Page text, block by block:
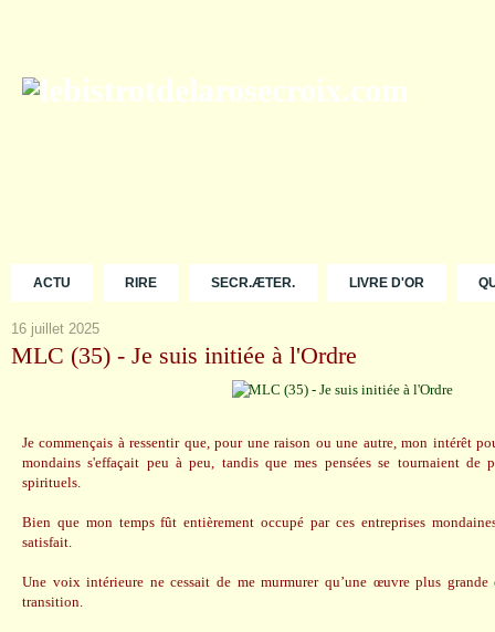
ACTU RIRE SECR.ÆTER. LIVRE D'OR
16 juillet 2025
MLC (35) - Je suis initiée à l'Ordre
Je commençais à ressentir que, pour une raison ou une autre, mon intérêt
mondains s'effaçait peu à peu, tandis que mes pensées se tournaient de
spirituels.
Bien que mon temps fût entièrement occupé par ces entreprises
satisfait.
Une voix intérieure ne cessait de me murmurer qu’une œuvre plus
transition.